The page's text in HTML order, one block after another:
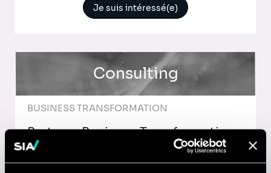
Je suis intéressé(e)
Consulting
BUSINESS TRANSFORMATION
Partner- Business Transformation